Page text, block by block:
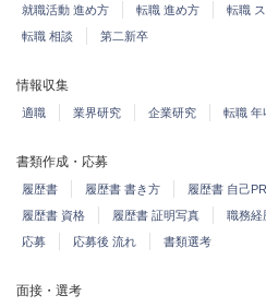
就職活動 進め方 転職 進め方 転職
転職 相談
第二新卒
情報収集
適職 業界研究 企業研究 転職 年
書類作成・応募
履歴書 履歴書 書き方 履歴書 自己PR
履歴書 資格
履歴書 証明写真 職務経
応募
応募後 流れ 書類選考
面接・選考